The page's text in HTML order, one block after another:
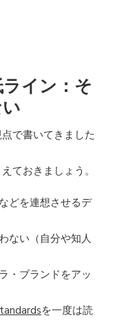
イン：そ
で書いてきました
ておきましょう。
どを連想させるデ
ない（自分や知人
・ブランドをアッ
を一度は読